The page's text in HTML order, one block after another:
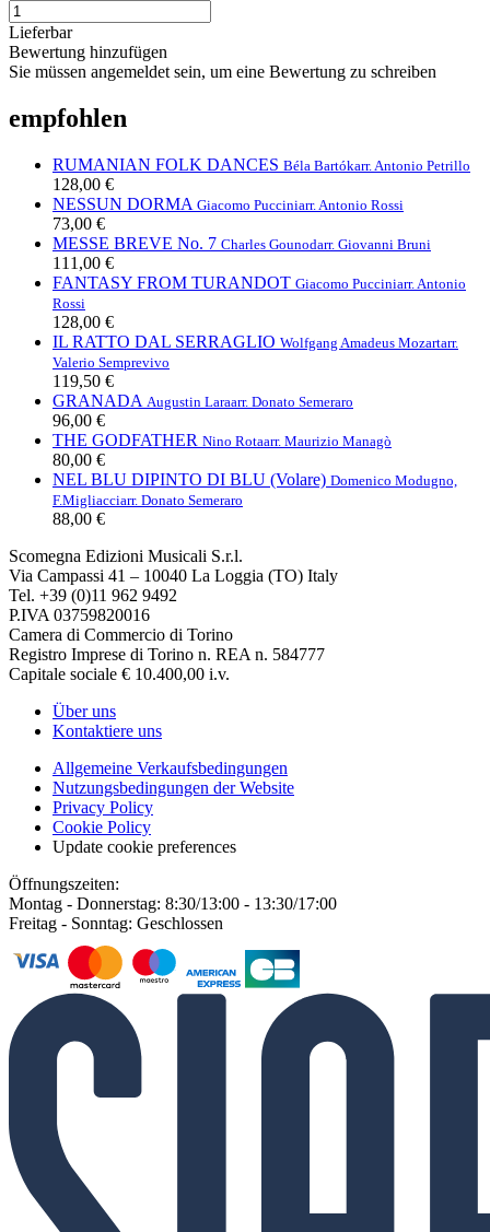
Lieferbar
Bewertung hinzufügen
Sie müssen angemeldet sein, um eine Bewertung zu schreiben
empfohlen
RUMANIAN FOLK DANCES Béla Bartókarr. Antonio Petrillo
128,00 €
NESSUN DORMA Giacomo Pucciniarr. Antonio Rossi
73,00 €
MESSE BREVE No. 7 Charles Gounodarr. Giovanni Bruni
111,00 €
FANTASY FROM TURANDOT Giacomo Pucciniarr. Antonio
Rossi
128,00 €
IL RATTO DAL SERRAGLIO Wolfgang Amadeus Mozartarr.
Valerio Semprevivo
119,50 €
GRANADA Augustin Laraarr. Donato Semeraro
96,00 €
THE GODFATHER Nino Rotaarr. Maurizio Managò
80,00 €
NEL BLU DIPINTO DI BLU (Volare) Domenico Modugno,
F.Migliacciarr. Donato Semeraro
88,00 €
Scomegna Edizioni Musicali S.r.l.
Via Campassi 41 – 10040 La Loggia (TO) Italy
Tel. +39 (0)11 962 9492
P.IVA 03759820016
Camera di Commercio di Torino
Registro Imprese di Torino n. REA n. 584777
Capitale sociale € 10.400,00 i.v.
Über uns
Kontaktiere uns
Allgemeine Verkaufsbedingungen
Nutzungsbedingungen der Website
Privacy Policy
Cookie Policy
Update cookie preferences
Öffnungszeiten:
Montag - Donnerstag: 8:30/13:00 - 13:30/17:00
Freitag - Sonntag: Geschlossen